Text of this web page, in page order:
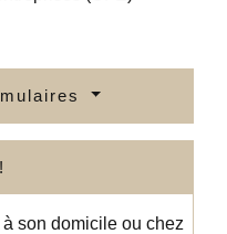
son domicile ou chez